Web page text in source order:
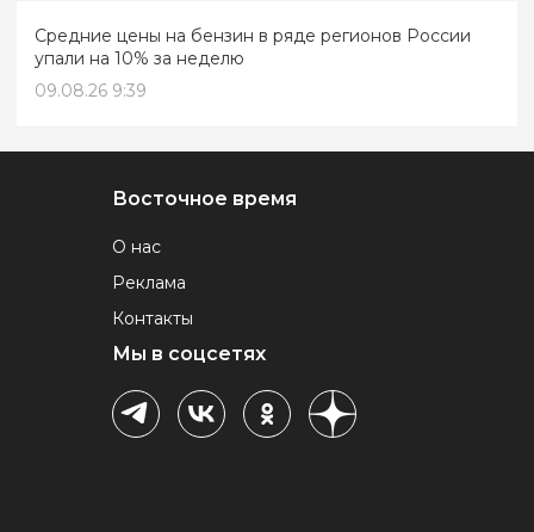
Средние цены на бензин в ряде регионов России
упали на 10% за неделю
09.08.26 9:39
Восточное время
О нас
Реклама
Контакты
Мы в соцсетях